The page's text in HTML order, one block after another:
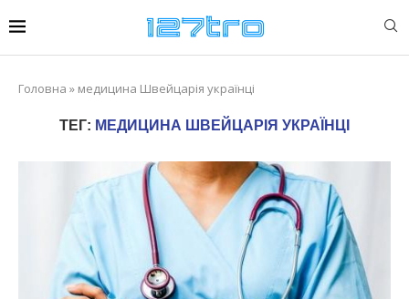
Головна » медицина Швейцарія українці
ТЕГ: МЕДИЦИНА ШВЕЙЦАРІЯ УКРАЇНЦІ